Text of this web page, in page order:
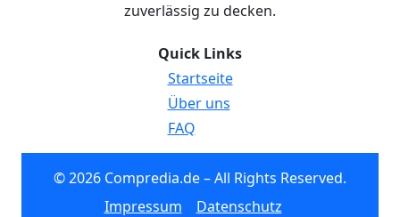
zuverlässig zu decken.
Quick Links
Startseite
Über uns
FAQ
© 2026 Compredia.de – All Rights Reserved.
Impressum
Datenschutz